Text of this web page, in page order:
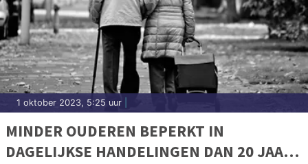
1 oktober 2023, 5:25 uur
MINDER OUDEREN BEPERKT IN
DAGELIJKSE HANDELINGEN DAN 20 JAAR